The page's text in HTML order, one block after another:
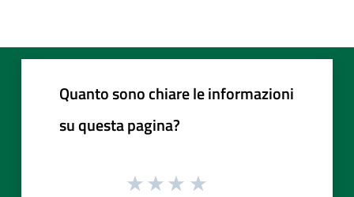
Quanto sono chiare le informazioni
su questa pagina?